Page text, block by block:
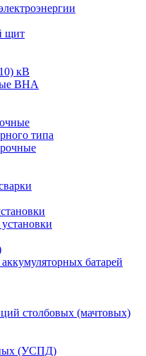
щит
кВ
ВНА
типа
батарей
столбовых (мачтовых)
(УСПД)